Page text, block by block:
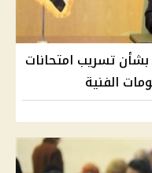
تسريب امتحانات
الفنية